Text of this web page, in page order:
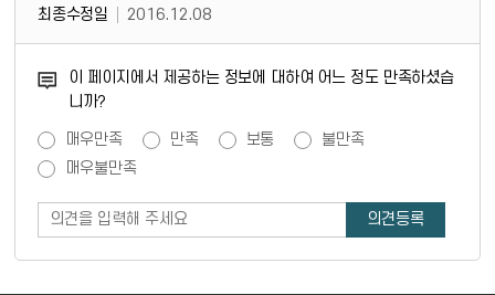
최종수정일
2016.12.08
이 페이지에서 제공하는 정보에 대하여 어느 정도 만족하셨습
니까?
매우만족 만족 보통
불만족
매우불만족